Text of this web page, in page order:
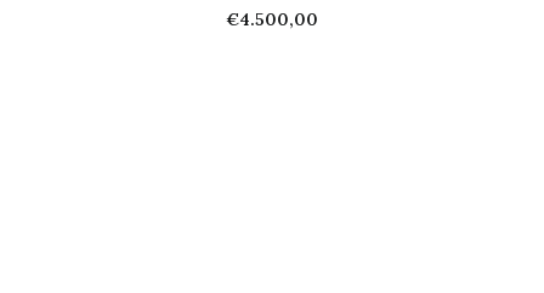
€4.500,00